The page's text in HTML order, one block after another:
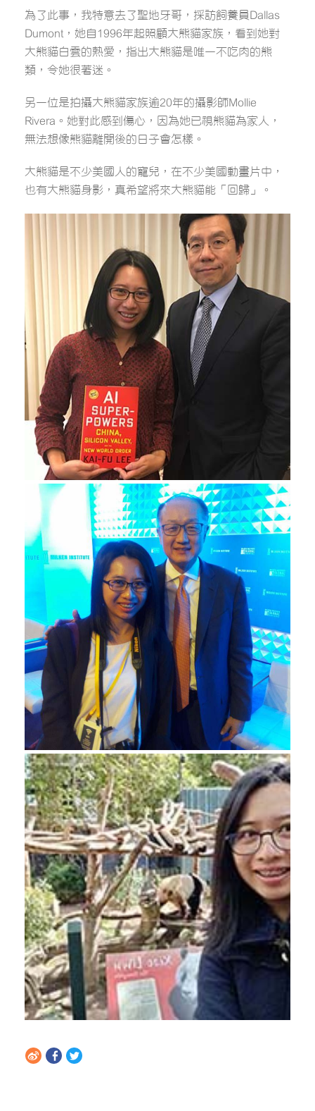
為了此事，我特意去了聖地牙哥，採訪飼養員Dallas
Dumont，她自1996年起照顧大熊貓家族，看到她對
大熊貓白雲的熱愛，指出大熊貓是唯一不吃肉的熊
類，令她很著迷。
另一位是拍攝大熊貓家族逾20年的攝影師Mollie
Rivera。她對此感到傷心，因為她已視熊貓為家人，
無法想像熊貓離開後的日子會怎樣。
大熊貓是不少美國人的寵兒，在不少美國動畫片中，
也有大熊貓身影，真希望將來大熊貓能「回歸」。